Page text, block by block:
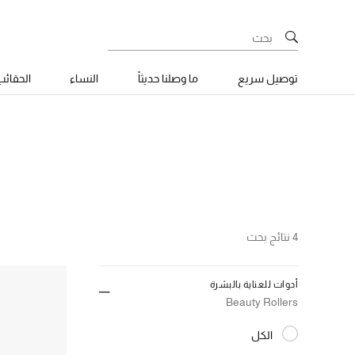
توصيل سريع ما وصلنا حديثاً النساء
4 نتائج بحث
أدوات للعناية بالبشرة
Beauty Rollers
الكل